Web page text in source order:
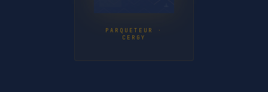
PARQUETEUR ·
CERGY